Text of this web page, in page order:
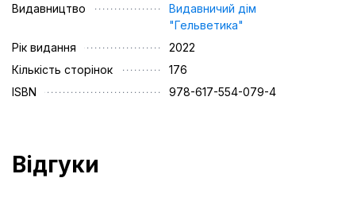
Видавництво
Видавничий дім
"Гельветика"
Рік видання
2022
Кількість сторінок
176
ISBN
978-617-554-079-4
Відгуки